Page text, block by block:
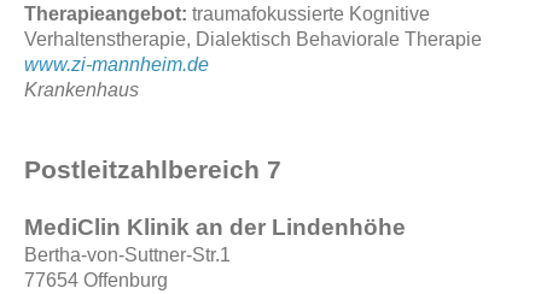
Therapieangebot: traumafokussierte Kognitive
Verhaltenstherapie, Dialektisch Behaviorale Therapie
www.zi-mannheim.de
Krankenhaus
Postleitzahlbereich 7
MediClin Klinik an der Lindenhöhe
Bertha-von-Suttner-Str.1
77654 Offenburg